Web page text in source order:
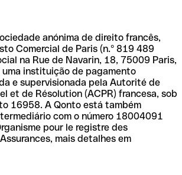
anónima de direito francês,
Comercial de Paris (n.º 819 489
na Rue de Navarin, 18, 75009 Paris,
uma instituição de pagamento
e supervisionada pela Autorité de
et de Résolution (ACPR) francesa, sob
16958. A Qonto está também
com o número 18004091
pour le registre des
mais detalhes em